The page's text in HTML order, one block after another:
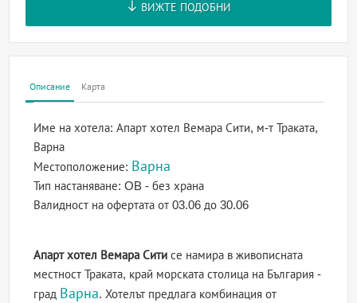
ВИЖТЕ ПОДОБНИ
Описание Карта
Име на хотела:Апарт хотел Вемара Сити, м-т Траката,
Варна
Местоположение: Варна
Тип настаняване:OB - без храна
Валидност на офертатаот 03.06 до 30.06
Апарт хотел Вемара Сити се намира в живописната
местност Траката, край морската столица на България -
град Варна. Хотелът предлага комбинация от